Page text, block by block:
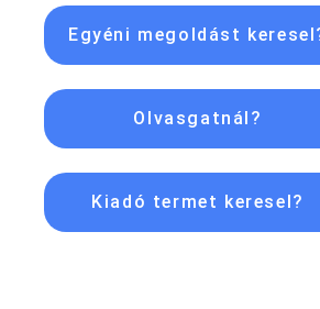
Egyéni megoldást
Olvasgatnál?
Kiadó termet keresel?